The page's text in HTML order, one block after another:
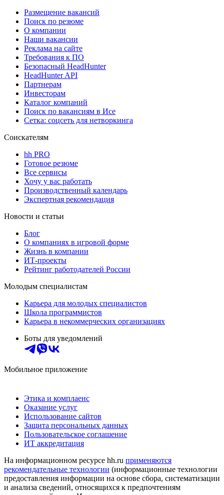
Размещение вакансий
Поиск по резюме
О компании
Наши вакансии
Реклама на сайте
Требования к ПО
Безопасный HeadHunter
HeadHunter API
Партнерам
Инвесторам
Каталог компаний
Поиск по вакансиям в Исе
Сетка: соцсеть для нетворкинга
Соискателям
hh PRO
Готовое резюме
Все сервисы
Хочу у вас работать
Производственный календарь
Экспертная рекомендация
Новости и статьи
Блог
О компаниях в игровой форме
Жизнь в компании
ИТ-проекты
Рейтинг работодателей России
Молодым специалистам
Карьера для молодых специалистов
Школа программистов
Карьера в некоммерческих организациях
Боты для уведомлений
Мобильное приложение
Этика и комплаенс
Оказание услуг
Использование сайтов
Защита персональных данных
Пользовательское соглашение
ИТ аккредитация
На информационном ресурсе hh.ru применяются
рекомендательные технологии (информационные технологии
предоставления информации на основе сбора, систематизации
и анализа сведений, относящихся к предпочтениям